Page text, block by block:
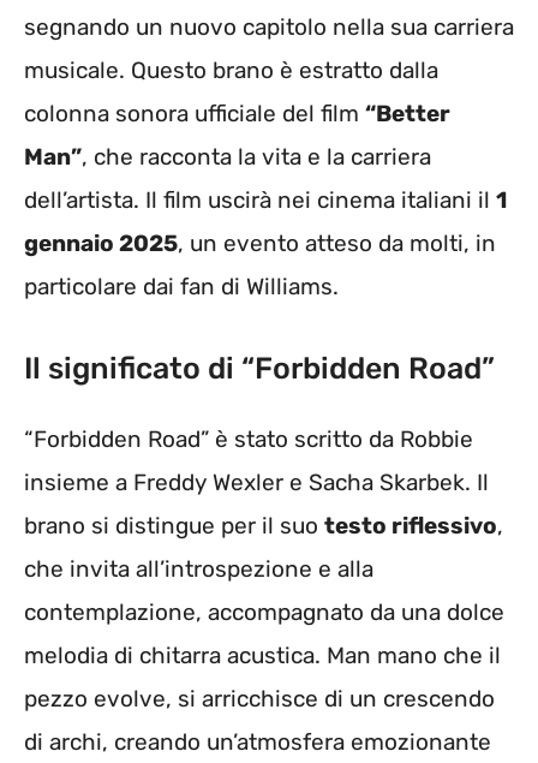
segnando un nuovo capitolo nella sua carriera
musicale. Questo brano è estratto dalla
colonna sonora ufficiale del film “Better
Man”, che racconta la vita e la carriera
dell’artista. Il film uscirà nei cinema italiani il 1
gennaio 2025, un evento atteso da molti, in
particolare dai fan di Williams.
Il significato di “Forbidden Road”
“Forbidden Road” è stato scritto da Robbie
insieme a Freddy Wexler e Sacha Skarbek. Il
brano si distingue per il suo testo riflessivo,
che invita all’introspezione e alla
contemplazione, accompagnato da una dolce
melodia di chitarra acustica. Man mano che il
pezzo evolve, si arricchisce di un crescendo
di archi, creando un’atmosfera emozionante